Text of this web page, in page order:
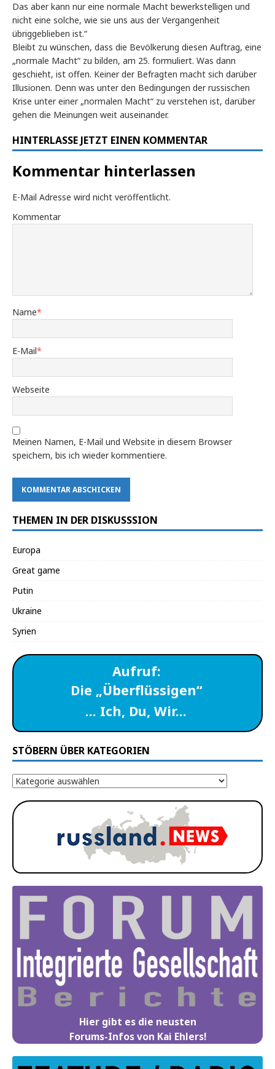
Das aber kann nur eine normale Macht bewerkstelligen und
nicht eine solche, wie sie uns aus der Vergangenheit
übriggeblieben ist.“
Bleibt zu wünschen, dass die Bevölkerung diesen Auftrag, eine
„normale Macht“ zu bilden, am 25. formuliert. Was dann
geschieht, ist offen. Keiner der Befragten macht sich darüber
Illusionen. Denn was unter den Bedingungen der russischen
Krise unter einer „normalen Macht“ zu verstehen ist, darüber
gehen die Meinungen weit auseinander.
HINTERLASSE JETZT EINEN KOMMENTAR
Kommentar hinterlassen
E-Mail Adresse wird nicht veröffentlicht.
Kommentar
Name*
E-Mail*
Webseite
Meinen Namen, E-Mail und Website in diesem Browser
speichern, bis ich wieder kommentiere.
THEMEN IN DER DISKUSSSION
Europa
Great game
Putin
Ukraine
Syrien
Aufruf:
Die „Überflüssigen“
… Ich, Du, Wir…
STÖBERN ÜBER KATEGORIEN
Hier gibt es die neusten
Forums-Infos von Kai Ehlers!